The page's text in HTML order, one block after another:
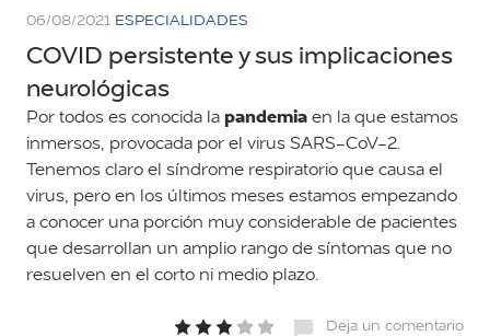
06/08/2021 ESPECIALIDADES
COVID persistente y sus implicaciones
neurológicas
Por todos es conocida la pandemiaen la que estamos
inmersos, provocada por el virus SARS-CoV-2.
Tenemos claro el síndrome respiratorio que causa el
virus, pero en los últimos meses estamos empezando
a conocer una porción muy considerable de pacientes
que desarrollan un amplio rango de síntomas que no
resuelven en el corto ni medio plazo.
Deja un comentario